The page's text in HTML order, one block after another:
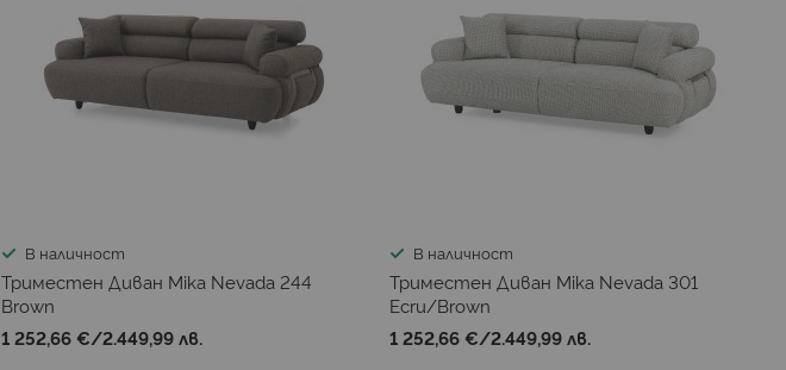
В наличност
Триместен Диван Mika Nevada 244
Brown
1 252,66 €/2.449,99 лв.
В наличност
Триместен Диван Mika Nevada 301
Ecru/Brown
1 252,66 €/2.449,99 лв.